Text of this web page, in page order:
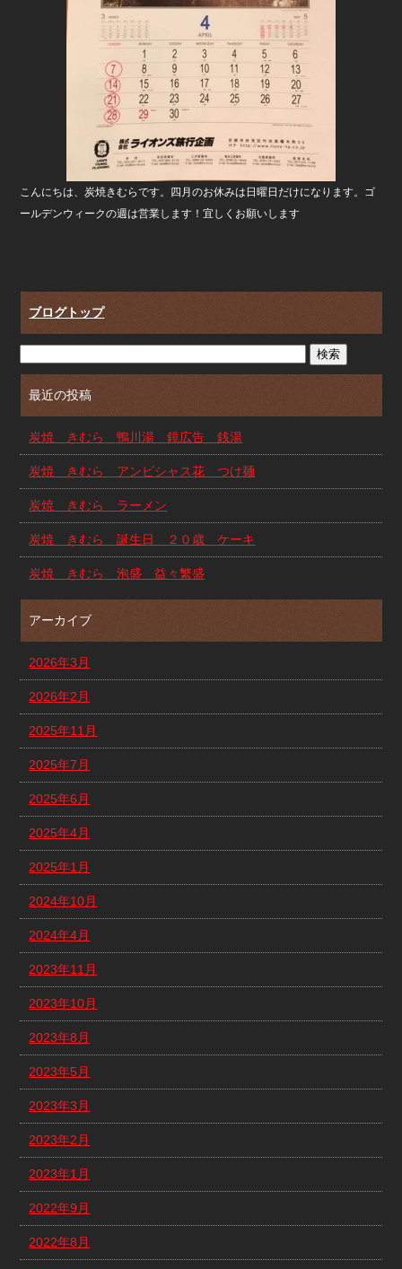
こんにちは、炭焼きむらです。四月のお休みは日曜日だけになります。ゴ
ールデンウィークの週は営業します！宜しくお願いします
ブログトップ
最近の投稿
炭焼 きむら 鴨川湯 鏡広告 銭湯
炭焼 きむら アンビシャス花 つけ麺
炭焼 きむら ラーメン
炭焼 きむら 誕生日 ２０歳 ケーキ
炭焼 きむら 泡盛 益々繁盛
アーカイブ
2026年3月
2026年2月
2025年11月
2025年7月
2025年6月
2025年4月
2025年1月
2024年10月
2024年4月
2023年11月
2023年10月
2023年8月
2023年5月
2023年3月
2023年2月
2023年1月
2022年9月
2022年8月